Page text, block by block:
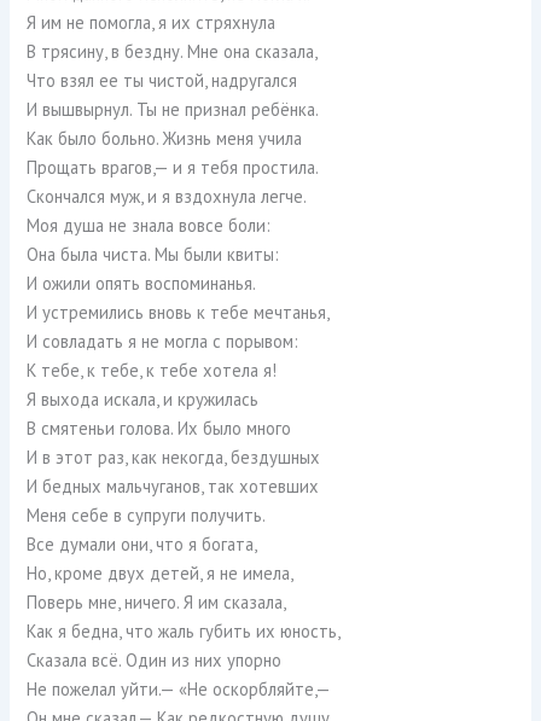
Я им не помогла, я их стряхнула
В трясину, в бездну. Мне она сказала,
Что взял ее ты чистой, надругался
И вышвырнул. Ты не признал ребёнка.
Как было больно. Жизнь меня учила
Прощать врагов,— и я тебя простила.
Скончался муж, и я вздохнула легче.
Моя душа не знала вовсе боли:
Она была чиста. Мы были квиты:
И ожили опять воспоминанья.
И устремились вновь к тебе мечтанья,
И совладать я не могла с порывом:
К тебе, к тебе, к тебе хотела я!
Я выхода искала, и кружилась
В смятеньи голова. Их было много
И в этот раз, как некогда, бездушных
И бедных мальчуганов, так хотевших
Меня себе в супруги получить.
Все думали они, что я богата,
Но, кроме двух детей, я не имела,
Поверь мне, ничего. Я им сказала,
Как я бедна, что жаль губить их юность,
Сказала всё. Один из них упорно
Не пожелал уйти.— «Не оскорбляйте,—